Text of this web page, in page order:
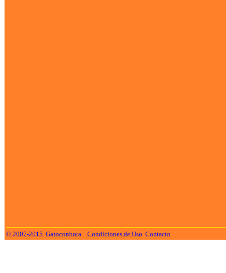
© 2007-2015 Gatoconbota Condiciones de Uso Contacto